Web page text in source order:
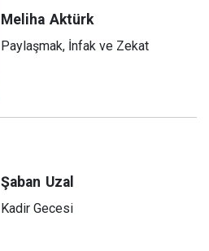
Meliha Aktürk
Paylaşmak, İnfak ve Zekat
Şaban Uzal
Kadir Gecesi